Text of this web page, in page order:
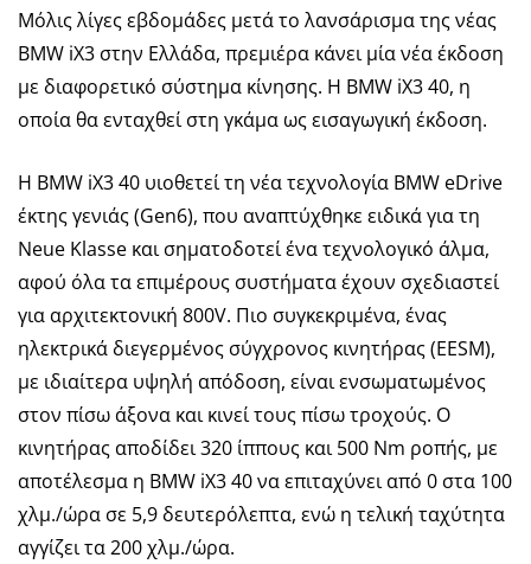
Μόλις λίγες εβδομάδες μετά το λανσάρισμα της νέας
BMW iX3 στην Ελλάδα, πρεμιέρα κάνει μία νέα έκδοση
με διαφορετικό σύστημα κίνησης. Η BMW iX3 40, η
οποία θα ενταχθεί στη γκάμα ως εισαγωγική έκδοση.
Η BMW iX3 40 υιοθετεί τη νέα τεχνολογία BMW eDrive
έκτης γενιάς (Gen6), που αναπτύχθηκε ειδικά για τη
Neue Klasse και σηματοδοτεί ένα τεχνολογικό άλμα,
αφού όλα τα επιμέρους συστήματα έχουν σχεδιαστεί
για αρχιτεκτονική 800V. Πιο συγκεκριμένα, ένας
ηλεκτρικά διεγερμένος σύγχρονος κινητήρας (EESM),
με ιδιαίτερα υψηλή απόδοση, είναι ενσωματωμένος
στον πίσω άξονα και κινεί τους πίσω τροχούς. Ο
κινητήρας αποδίδει 320 ίππους και 500 Nm ροπής, με
αποτέλεσμα η BMW iX3 40 να επιταχύνει από 0 στα 100
χλμ./ώρα σε 5,9 δευτερόλεπτα, ενώ η τελική ταχύτητα
αγγίζει τα 200 χλμ./ώρα.